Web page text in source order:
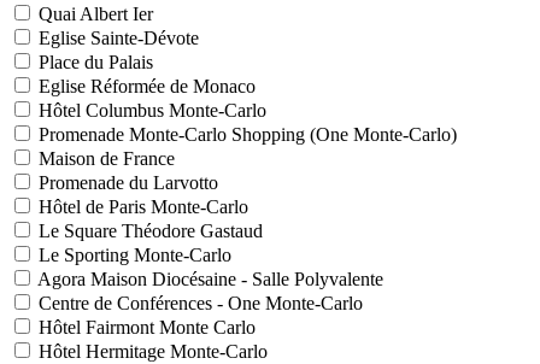
Quai Albert Ier
Eglise Sainte-Dévote
Place du Palais
Eglise Réformée de Monaco
Hôtel Columbus Monte-Carlo
Promenade Monte-Carlo Shopping (One Monte-Carlo)
Maison de France
Promenade du Larvotto
Hôtel de Paris Monte-Carlo
Le Square Théodore Gastaud
Le Sporting Monte-Carlo
Agora Maison Diocésaine - Salle Polyvalente
Centre de Conférences - One Monte-Carlo
Hôtel Fairmont Monte Carlo
Hôtel Hermitage Monte-Carlo